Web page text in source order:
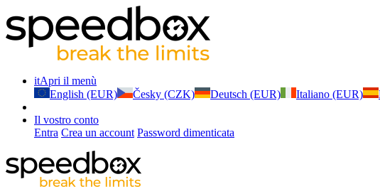
itApri il menù
English (EUR)
Česky (CZK) Deutsch (EUR) Italiano (EUR)
Il vostro conto
Entra Crea un account Password dimenticata